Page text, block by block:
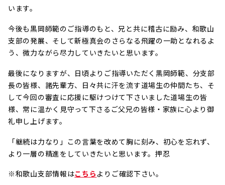
います。
今後も黒岡師範のご指導のもと、兄と共に稽古に励み、和歌山
支部の発展、そして新極真会のさらなる飛躍の一助となれるよ
う、微力ながら尽力していきたいと思います。
最後になりますが、日頃よりご指導いただく黒岡師範、分支部
長の皆様、諸先輩方、日々共に汗を流す道場生の仲間たち、そ
して今回の審査に応援に駆けつけて下さいました道場生の皆
様、常に温かく見守って下さるご父兄の皆様・家族に心より御
礼申し上げます。
「継続は力なり」この言葉を改めて胸に刻み、初心を忘れず、
より一層の精進をしていきたいと思います。押忍
※和歌山支部情報はこちら よりご確認下さい。